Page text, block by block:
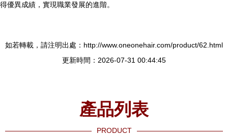
得優異成績，實現職業發展的進階。
如若轉載，請注明出處：http://www.oneonehair.com/product/62.html
更新時間：2026-07-31 00:44:45
產品列表
PRODUCT